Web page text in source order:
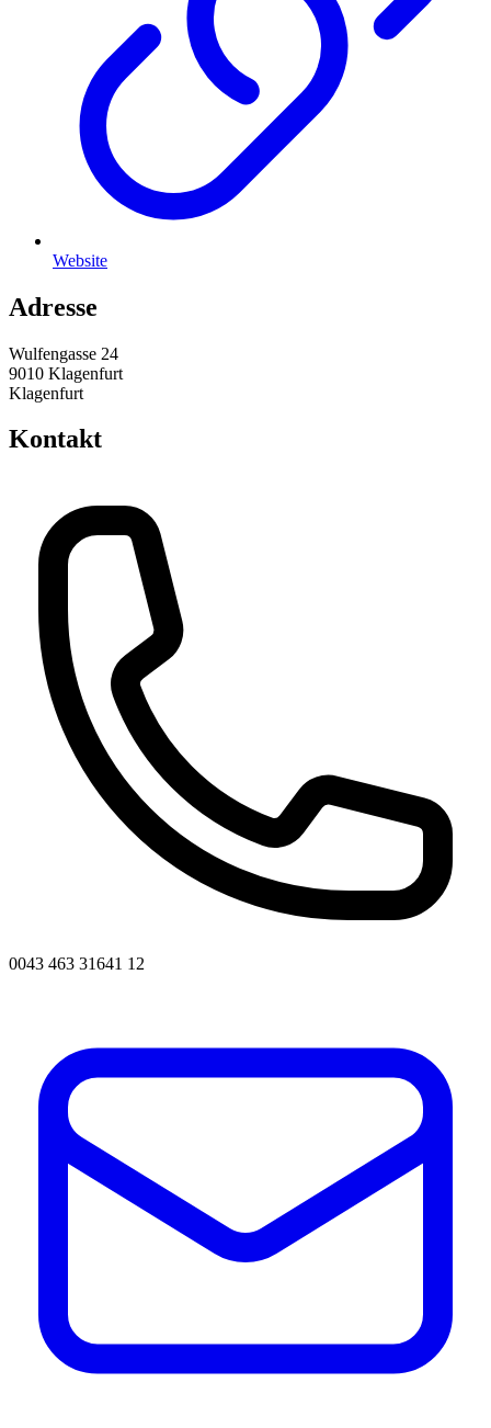
Website
Adresse
Wulfengasse 24
9010 Klagenfurt
Klagenfurt
Kontakt
0043 463 31641 12